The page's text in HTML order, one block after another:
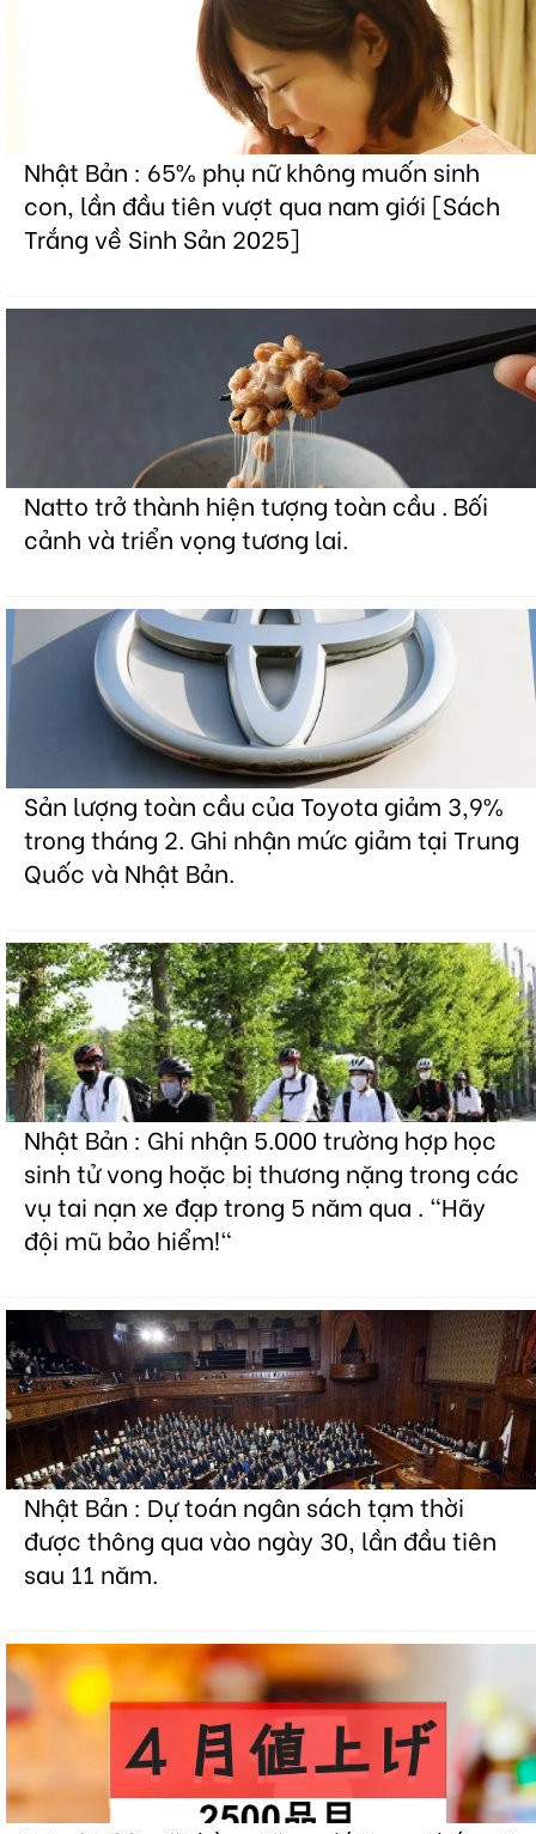
Nhật Bản : 65% phụ nữ không muốn sinh
con, lần đầu tiên vượt qua nam giới [Sách
Trắng về Sinh Sản 2025]
Natto trở thành hiện tượng toàn cầu . Bối
cảnh và triển vọng tương lai.
Sản lượng toàn cầu của Toyota giảm 3,9%
trong tháng 2. Ghi nhận mức giảm tại Trung
Quốc và Nhật Bản.
Nhật Bản : Ghi nhận 5.000 trường hợp học
sinh tử vong hoặc bị thương nặng trong các
vụ tai nạn xe đạp trong 5 năm qua . "Hãy
đội mũ bảo hiểm!"
Nhật Bản : Dự toán ngân sách tạm thời
được thông qua vào ngày 30, lần đầu tiên
sau 11 năm.